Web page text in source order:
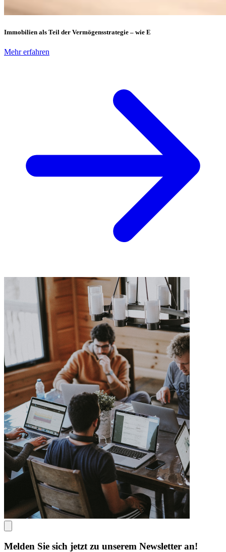
Immobilien als Teil der Vermögensstrategie – wie E
Mehr erfahren
Melden Sie sich jetzt zu unserem Newsletter an!